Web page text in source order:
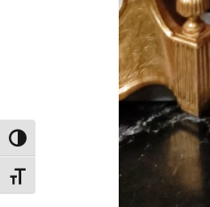
Alternar alto contraste
Alternar tamaño de letra